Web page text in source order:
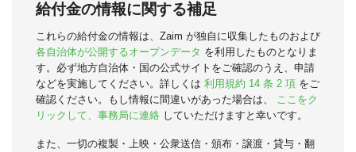
給付金の情報に関する補足
これらの給付金の情報は、Zaim が独自に収集したものおよび
各自治体が公開するオープンデータ を利用したものとなりま
す。必ず地方自治体・国の公式サイトをご確認のうえ、申請
などを実施してください。詳しくは 利用規約 14 条 2 項 をご
確認ください。もし情報に間違いがあった場合は、
ここをク
リックして、事務局に連絡 していただけますと幸いです。
また、一切の複製・上映・公衆送信・頒布・譲渡・貸与・翻